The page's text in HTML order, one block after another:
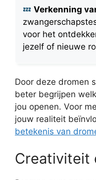
Verkenning
voor het
jezelf of nieuwe
Door deze dromen
beter begrijpen
jou openen. Voor
jouw realiteit
betekenis van
Creativiteit